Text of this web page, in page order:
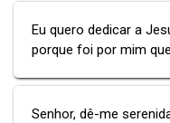
Eu quero dedicar a
porque foi por mim
Senhor, dê-me